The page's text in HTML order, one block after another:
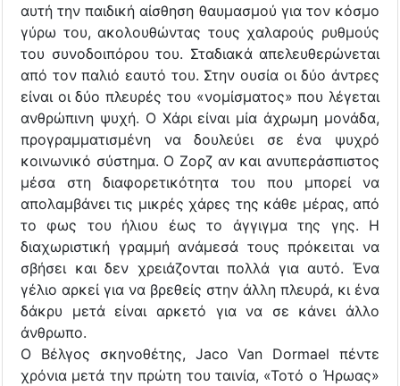
αυτή την παιδική αίσθηση θαυμασμού για τον κόσμο
γύρω του, ακολουθώντας τους χαλαρούς ρυθμούς
του συνοδοιπόρου του. Σταδιακά απελευθερώνεται
από τον παλιό εαυτό του. Στην ουσία οι δύο άντρες
είναι οι δύο πλευρές του «νομίσματος» που λέγεται
ανθρώπινη ψυχή. Ο Χάρι είναι μία άχρωμη μονάδα,
προγραμματισμένη να δουλεύει σε ένα ψυχρό
κοινωνικό σύστημα. Ο Ζορζ αν και ανυπεράσπιστος
μέσα στη διαφορετικότητα του που μπορεί να
απολαμβάνει τις μικρές χάρες της κάθε μέρας, από
το φως του ήλιου έως το άγγιγμα της γης. Η
διαχωριστική γραμμή ανάμεσά τους πρόκειται να
σβήσει και δεν χρειάζονται πολλά για αυτό. Ένα
γέλιο αρκεί για να βρεθείς στην άλλη πλευρά, κι ένα
δάκρυ μετά είναι αρκετό για να σε κάνει άλλο
άνθρωπο.
Ο Βέλγος σκηνοθέτης, Jaco Van Dormael πέντε
χρόνια μετά την πρώτη του ταινία, «Τοτό ο Ήρωας»